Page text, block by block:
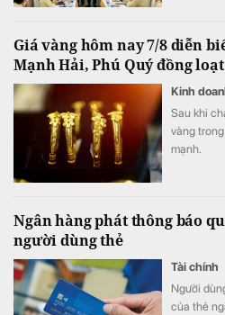
thị - Khu
Giá vàng hôm nay 7/8 diễn
Mạnh Hải, Phú Quý đồng
Kinh
Sau khi
vàng
mạnh.
Ngân hàng phát thông báo
người dùng thẻ
Tài chính
Người
của thẻ